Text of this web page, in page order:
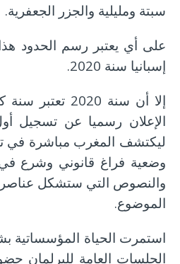
سبتة ومليلية والجزر الجعفرية.
على أي يعتبر رسم الحدود
إسبانيا سنة 2020.
إلا أن سنة 2020
ليكتشف المغرب مباشرة في
وضعية فراغ قانوني وشرع في
والنصوص التي ستشكل عناصر
الموضوع.
استمرت الحياة
الجلسات العامة للبرلمان